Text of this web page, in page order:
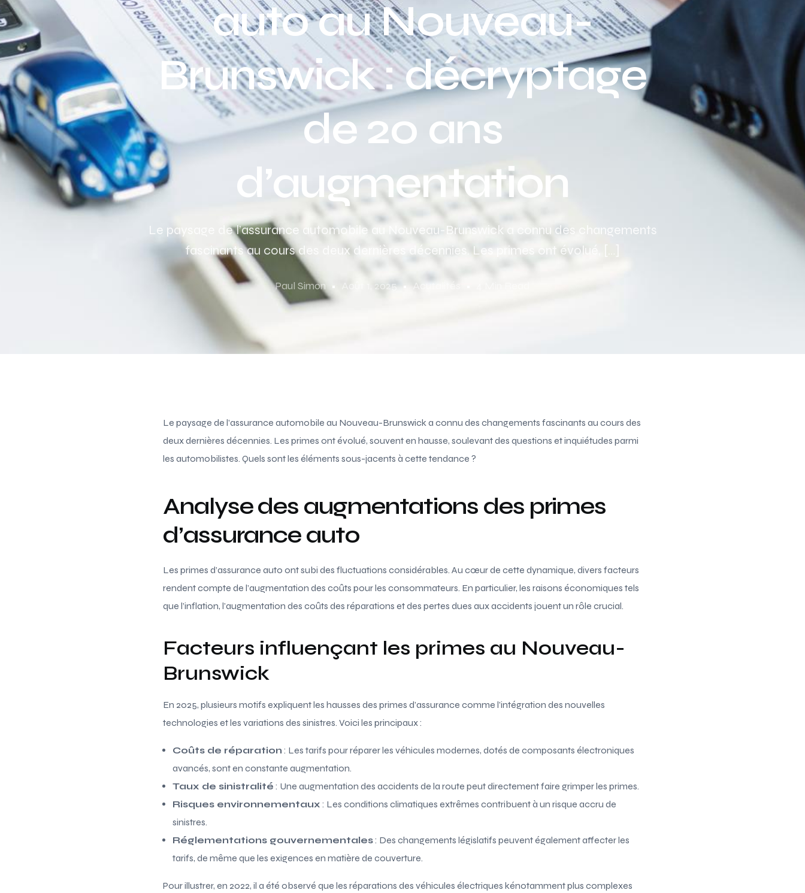
Assurance auto Toulouse
Assurance auto Lyon
Assurance auto Marseille
auto au Nouveau-
Brunswick : décryptage
de 20 ans
d’augmentation
Le paysage de l’assurance automobile au Nouveau-Brunswick a connu des changements
fascinants au cours des deux dernières décennies. Les primes ont évolué, […]
Paul Simon Août 1, 2025 Acutalités
Le paysage de l’assurance automobile au Nouveau-Brunswick a connu des changements fascinants au cours des
deux dernières décennies. Les primes ont évolué, souvent en hausse, soulevant des questions et inquiétudes parmi
les automobilistes. Quels sont les éléments sous-jacents à cette tendance ?
Analyse des augmentations des primes
d’assurance auto
Les primes d’assurance auto ont subi des fluctuations considérables. Au cœur de cette dynamique, divers facteurs
rendent compte de l’augmentation des coûts pour les consommateurs. En particulier, les raisons économiques tels
que l’inflation, l’augmentation des coûts des réparations et des pertes dues aux accidents jouent un rôle crucial.
Facteurs influençant les primes au Nouveau-
Brunswick
En 2025, plusieurs motifs expliquent les hausses des primes d’assurance comme l’intégration des nouvelles
technologies et les variations des sinistres. Voici les principaux :
Coûts de réparation : Les tarifs pour réparer les véhicules modernes, dotés de composants électroniques
avancés, sont en constante augmentation.
Taux de sinistralité : Une augmentation des accidents de la route peut directement faire grimper les primes.
Risques environnementaux : Les conditions climatiques extrêmes contribuent à un risque accru de
sinistres.
Réglementations gouvernementales: Des changements législatifs peuvent également affecter les
tarifs, de même que les exigences en matière de couverture.
Pour illustrer, en 2022, il a été observé que les réparations des véhicules électriques kénotamment plus complexes